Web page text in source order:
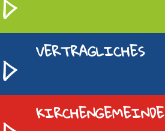
VERTRAGLICHES
KIRCHENGEMEINDE